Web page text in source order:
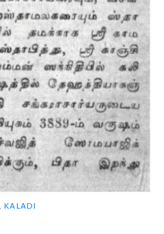
,KALADI